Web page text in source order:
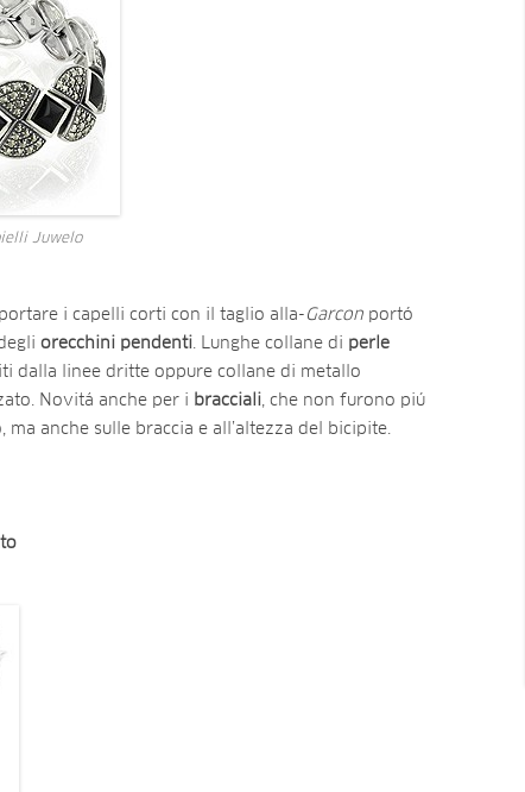
Juwelo
i capelli corti con il taglio alla- Garcon portó
orecchini pendenti. Lunghe collane di perle
dalla linee dritte oppure collane di metallo
Novitá anche per i bracciali, che non furono piú
anche sulle braccia e all’altezza del bicipite.